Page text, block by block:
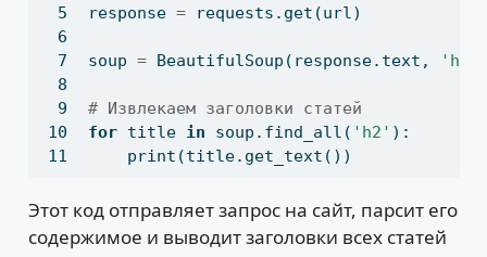
response = requests.get(url)
soup = BeautifulSoup(response.text,
# Извлекаем заголовки статей
for title in soup.find_all( 'h2' ):
print (title.get_text())
Этот код отправляет запрос на сайт, парсит его
содержимое и выводит заголовки всех статей